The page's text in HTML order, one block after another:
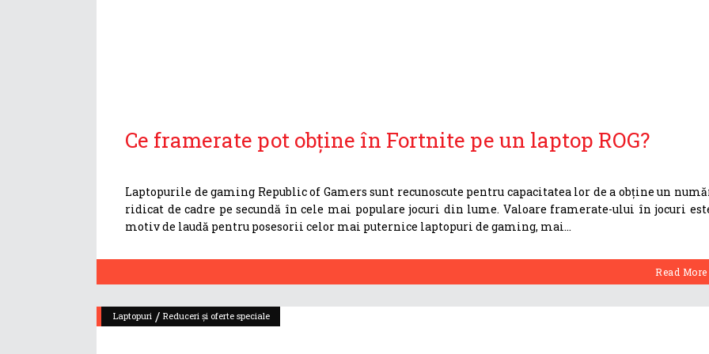
Ce framerate pot obţine în Fortnite pe un laptop ROG?
Laptopurile de gaming Republic of Gamers sunt recunoscute pentru capacitatea lor de a obține un
ridicat de cadre pe secundă în cele mai populare jocuri din lume. Valoare framerate-ului în jocuri
motiv de laudă pentru posesorii celor mai puternice laptopuri de gaming, mai
Read More
Laptopuri / Reduceri și oferte speciale